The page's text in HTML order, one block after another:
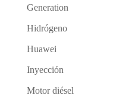
Generation
Hidrógeno
Huawei
Inyección
Motor diésel